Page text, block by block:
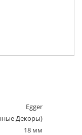
Egger
Декоры)
18 мм